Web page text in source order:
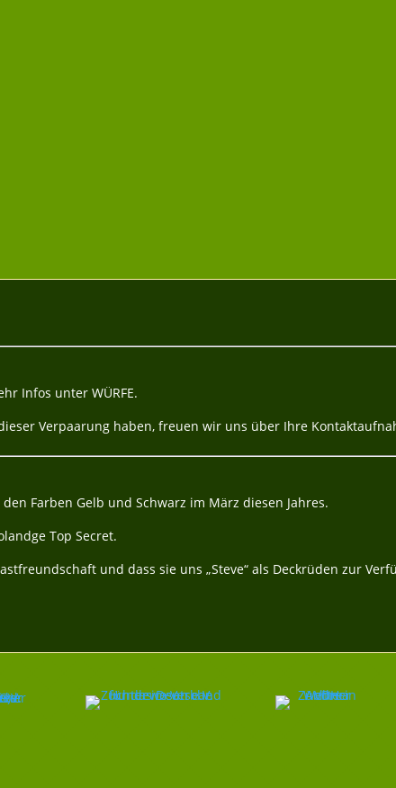
Infos unter WÜRFE.
Verpaarung haben, freuen wir uns über Ihre
Farben Gelb und Schwarz im März diesen Jahres.
Top Secret.
und dass sie uns „Steve“ als Deckrüden zur